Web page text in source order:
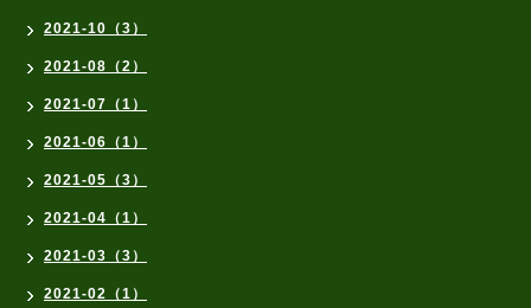
2021-10（3）
2021-08（2）
2021-07（1）
2021-06（1）
2021-05（3）
2021-04（1）
2021-03（3）
2021-02（1）